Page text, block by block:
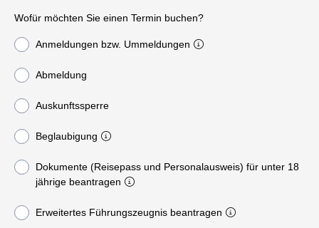
Wofür möchten Sie einen Termin buchen?
Anmeldungen bzw. Ummeldungen
Abmeldung
Auskunftssperre
Beglaubigung
Dokumente (Reisepass und Personalausweis) für unter 18
jährige beantragen
Erweitertes Führungszeugnis beantragen